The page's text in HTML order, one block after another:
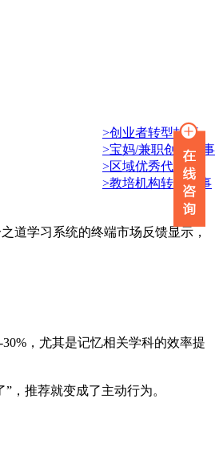
>创业者转型故事
>宝妈/兼职创业故事
>区域优秀代理商
>教培机构转型故事
道学习系统的终端市场反馈显示，
，尤其是记忆相关学科的效率提
，推荐就变成了主动行为。